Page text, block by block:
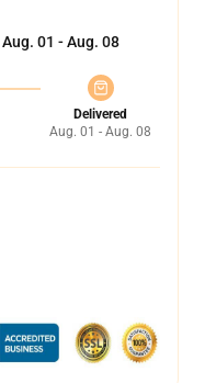
Aug. 01 - Aug. 08
Delivered
Aug. 01 - Aug. 08